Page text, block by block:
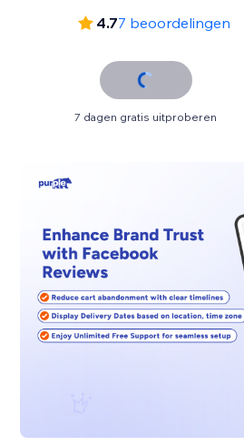
4.77 beoordelingen
7 dagen gratis uitproberen